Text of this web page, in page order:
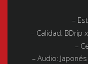
–
– Calidad:BDrip
–
– Audio:Japonés